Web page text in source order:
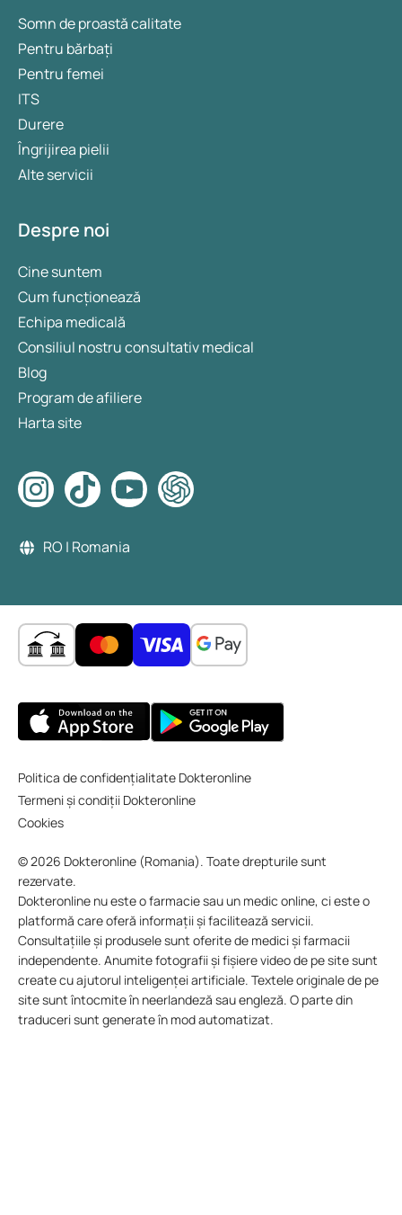
Somn de proastă calitate
Pentru bărbați
Pentru femei
ITS
Durere
Îngrijirea pielii
Alte servicii
Despre noi
Cine suntem
Cum funcționează
Echipa medicală
Consiliul nostru consultativ medical
Blog
Program de afiliere
Harta site
RO | Romania
Politica de confidențialitate Dokteronline
Termeni și condiții Dokteronline
Cookies
© 2026 Dokteronline (Romania). Toate drepturile sunt
rezervate.
Dokteronline nu este o farmacie sau un medic online, ci este o
platformă care oferă informații și facilitează servicii.
Consultațiile și produsele sunt oferite de medici și farmacii
independente. Anumite fotografii și fișiere video de pe site sunt
create cu ajutorul inteligenței artificiale. Textele originale de pe
site sunt întocmite în neerlandeză sau engleză. O parte din
traduceri sunt generate în mod automatizat.